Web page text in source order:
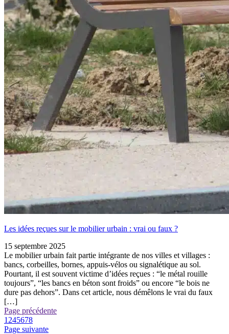
Les idées reçues sur le mobilier urbain : vrai ou faux ?
15 septembre 2025
Le mobilier urbain fait partie intégrante de nos villes et villages :
bancs, corbeilles, bornes, appuis-vélos ou signalétique au sol.
Pourtant, il est souvent victime d’idées reçues : “le métal rouille
toujours”, “les bancs en béton sont froids” ou encore “le bois ne
dure pas dehors”. Dans cet article, nous démêlons le vrai du faux
[…]
Page précédente
1 245678
Page suivante